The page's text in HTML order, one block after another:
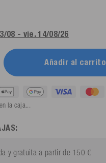
08 - vie. 14/08/26
Añadir al carrito
la caja...
y gratuita a partir de 150 €